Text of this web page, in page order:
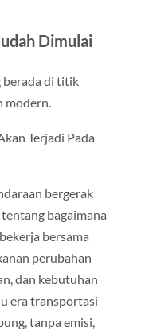
Dimulai
berada di titik
modern.
Terjadi Pada
bergerak
bagaimana
bersama
perubahan
dan kebutuhan
era transportasi
tanpa emisi,